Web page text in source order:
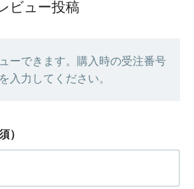
ビュー投稿
ーできます。購入時の受注番号
入力してください。
）